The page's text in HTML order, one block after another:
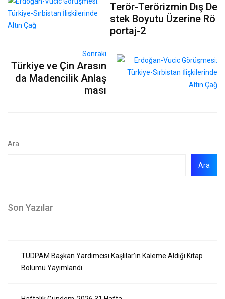
Terör-Terörizmin Dış De
stek Boyutu Üzerine Rö
portaj-2
Sonraki
Türkiye ve Çin Arasın
da Madencilik Anlaş
ması
Ara
Ara
Son Yazılar
TUDPAM Başkan Yardımcısı Kaşlılar’ın Kaleme Aldığı Kitap
Bölümü Yayımlandı